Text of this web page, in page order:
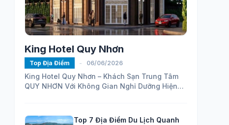
King Hotel Quy Nhơn
Top Địa Điểm - 06/06/2026
King Hotel Quy Nhơn – Khách Sạn Trung Tâm
QUY NHƠN Với Không Gian Nghỉ Dưỡng Hiện
Top 7 Địa Điểm Du Lịch Quanh